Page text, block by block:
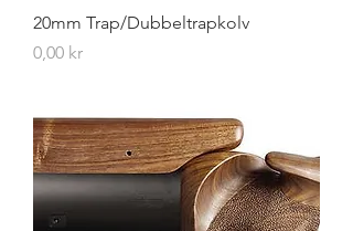
20mm Trap/Dubbeltrapkolv
Pris
0,00 kr